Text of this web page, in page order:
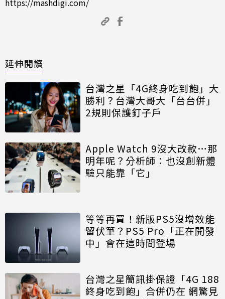
延伸閱讀
台灣之星「4G終身吃到飽」大
勝利？台灣大哥大「台台併」
2規則保護釘子戶
Apple Watch 9沒大改款…那
明年呢？分析師：也沒創新體
驗只能靠「它」
等等再買！新版PS5沒增效能
留伏筆？PS5 Pro「正在開發
中」會在這時間登場
台灣之星簡訊掛保證「4G 188
終身吃到飽」合併仍在 網驚見